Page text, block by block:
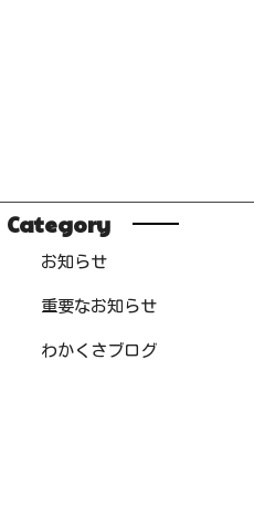
Category
お知らせ
重要なお知らせ
わかくさブログ